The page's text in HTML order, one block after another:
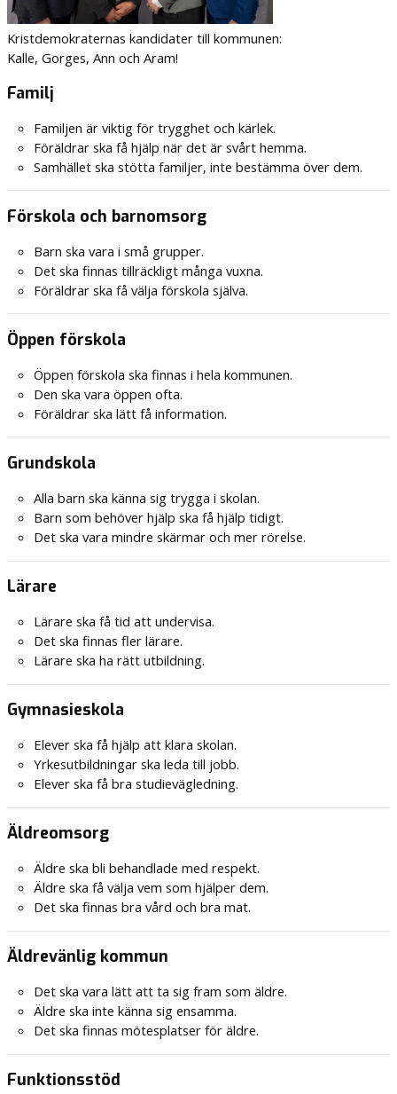
Kristdemokraternas kandidater till kommunen:
Kalle, Gorges, Ann och Aram!
Familj
Familjen är viktig för trygghet och kärlek.
Föräldrar ska få hjälp när det är svårt hemma.
Samhället ska stötta familjer, inte bestämma över dem.
Förskola och barnomsorg
Barn ska vara i små grupper.
Det ska finnas tillräckligt många vuxna.
Föräldrar ska få välja förskola själva.
Öppen förskola
Öppen förskola ska finnas i hela kommunen.
Den ska vara öppen ofta.
Föräldrar ska lätt få information.
Grundskola
Alla barn ska känna sig trygga i skolan.
Barn som behöver hjälp ska få hjälp tidigt.
Det ska vara mindre skärmar och mer rörelse.
Lärare
Lärare ska få tid att undervisa.
Det ska finnas fler lärare.
Lärare ska ha rätt utbildning.
Gymnasieskola
Elever ska få hjälp att klara skolan.
Yrkesutbildningar ska leda till jobb.
Elever ska få bra studievägledning.
Äldreomsorg
Äldre ska bli behandlade med respekt.
Äldre ska få välja vem som hjälper dem.
Det ska finnas bra vård och bra mat.
Äldrevänlig kommun
Det ska vara lätt att ta sig fram som äldre.
Äldre ska inte känna sig ensamma.
Det ska finnas mötesplatser för äldre.
Funktionsstöd